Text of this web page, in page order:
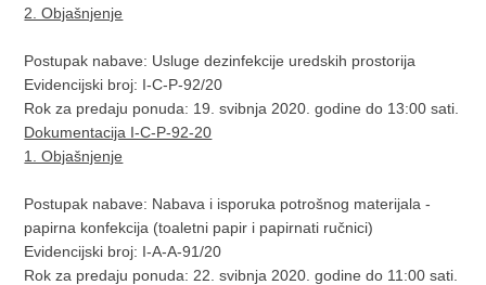
2. Objašnjenje
Postupak nabave: Usluge dezinfekcije uredskih prostorija
Evidencijski broj: I-C-P-92/20
Rok za predaju ponuda: 19. svibnja 2020. godine do 13:00 sati.
Dokumentacija I-C-P-92-20
1. Objašnjenje
Postupak nabave: Nabava i isporuka potrošnog materijala -
papirna konfekcija (toaletni papir i papirnati ručnici)
Evidencijski broj: I-A-A-91/20
Rok za predaju ponuda: 22. svibnja 2020. godine do 11:00 sati.